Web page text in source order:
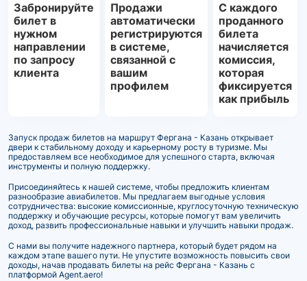
Забронируйте
билет в
нужном
направлении
по запросу
клиента
Продажи
автоматически
регистрируются
в системе,
связанной с
вашим
профилем
С каждого
проданного
билета
начисляется
комиссия,
которая
фиксируется
как прибыль
Запуск продаж билетов на маршрут Фергана - Казань открывает
двери к стабильному доходу и карьерному росту в туризме. Мы
предоставляем все необходимое для успешного старта, включая
инструменты и полную поддержку.
Присоединяйтесь к нашей системе, чтобы предложить клиентам
разнообразие авиабилетов. Мы предлагаем выгодные условия
сотрудничества: высокие комиссионные, круглосуточную техническую
поддержку и обучающие ресурсы, которые помогут вам увеличить
доход, развить профессиональные навыки и улучшить навыки продаж.
С нами вы получите надежного партнера, который будет рядом на
каждом этапе вашего пути. Не упустите возможность повысить свои
доходы, начав продавать билеты на рейс Фергана - Казань с
платформой Agent.aero!